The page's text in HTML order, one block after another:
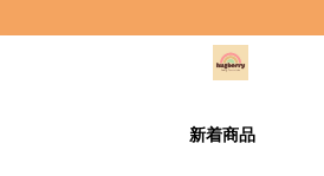
新着商品